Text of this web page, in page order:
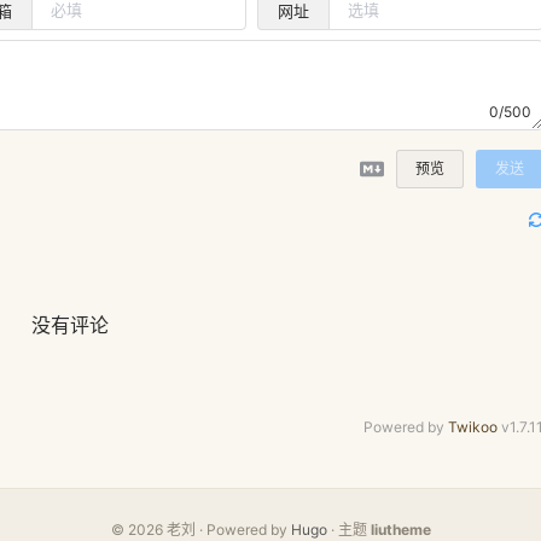
网址
0/500
预览 发送
没有评论
Powered by Twikoo
© 2026 老刘 · Powered by Hugo· 主题 liutheme